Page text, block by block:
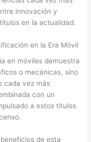
innovación y
en la actualidad.
en la Era Móvil
en móviles demuestra
o mecánicas, sino
cada vez más
con un
a estos títulos
de esta